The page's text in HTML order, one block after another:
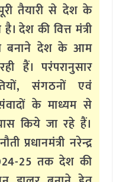
तैयारी से देश के
देश की वित्त मंत्री
बनाने देश के आम
हैं। परंपरानुसार
संगठनों एवं
के माध्यम से
किये जा रहे हैं।
प्रधानमंत्री नरेन्द्र
25 तक देश की